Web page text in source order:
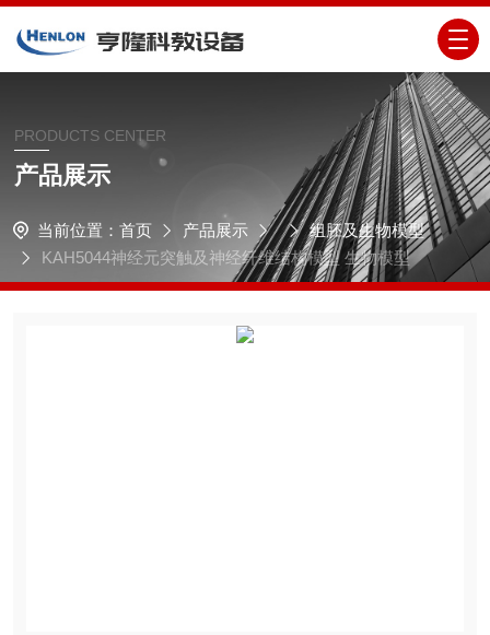
PRODUCTS CENTER
产品展示
当前位置： 首页 产品展示
组胚及生物模型
KAH5044神经元突触及神经纤维结构模型 生物模型